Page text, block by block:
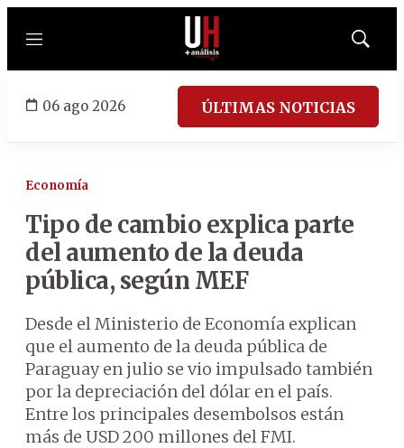
Menú
Mostrar
06 ago 2026 ÚLTIMAS NOTICIAS
Economía
Tipo de cambio explica parte
del aumento de la deuda
pública, según MEF
Desde el Ministerio de Economía explican
que el aumento de la deuda pública de
Paraguay en julio se vio impulsado también
por la depreciación del dólar en el país.
Entre los principales desembolsos están
más de USD 200 millones del FMI.